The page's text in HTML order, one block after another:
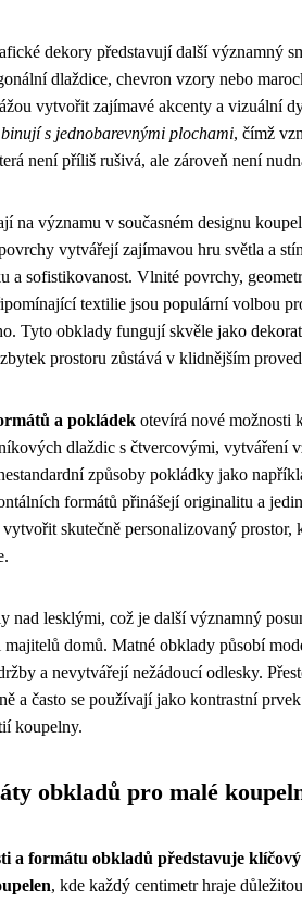
dekory představují další významný
dlaždice, chevron vzory nebo
vytvořit zajímavé akcenty a vizuální
s jednobarevnými plochami, čímž
není příliš rušivá, ale zároveň není
na významu v současném designu
vytvářejí zajímavou hru světla a
a sofistikovanost. Vlnité povrchy,
textilie jsou populární volbou
Tyto obklady fungují skvěle jako
prostoru zůstává v klidnějším
a pokládek otevírá nové možnosti
dlaždic s čtvercovými, vytváření
způsoby pokládky jako
formátů přinášejí originalitu a
skutečně personalizovaný prostor,
nad lesklými, což je další významný
majitelů domů. Matné obklady působí
a nevytvářejí nežádoucí odlesky.
a často se používají jako kontrastní
koupelny.
obkladů pro malé
a formátu obkladů představuje
, kde každý centimetr hraje